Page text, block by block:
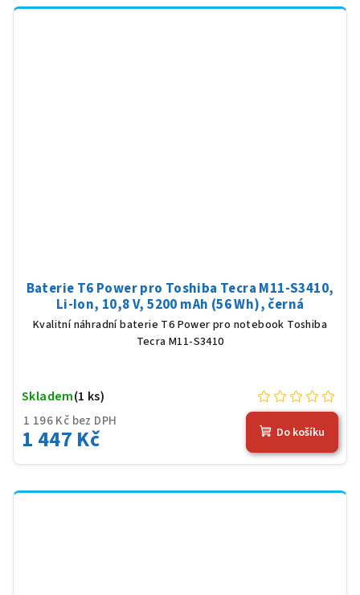
Baterie T6 Power pro Toshiba Tecra M11-S3410,
Li-Ion, 10,8 V, 5200 mAh (56 Wh), černá
Kvalitní náhradní baterie T6 Power pro notebook Toshiba
Tecra M11-S3410
1 196 Kč bez DPH
1 447 Kč
Skladem(1 ks)
Do košíku